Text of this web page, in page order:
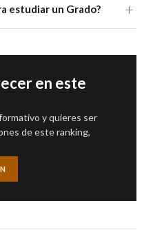
estudiar un Grado?
en este
y quieres ser
de este ranking,